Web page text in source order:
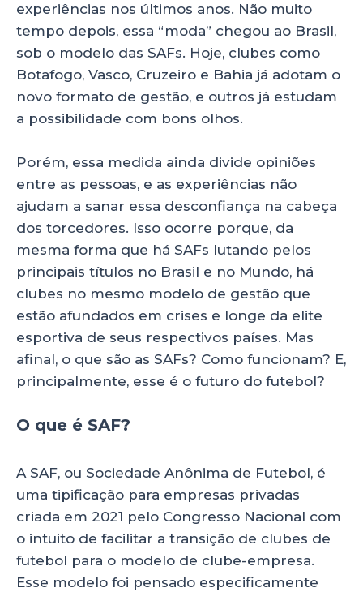
experiências nos últimos anos. Não muito
tempo depois, essa “moda” chegou ao Brasil,
sob o modelo das SAFs. Hoje, clubes como
Botafogo, Vasco, Cruzeiro e Bahia já adotam o
novo formato de gestão, e outros já estudam
a possibilidade com bons olhos.
Porém, essa medida ainda divide opiniões
entre as pessoas, e as experiências não
ajudam a sanar essa desconfiança na cabeça
dos torcedores. Isso ocorre porque, da
mesma forma que há SAFs lutando pelos
principais títulos no Brasil e no Mundo, há
clubes no mesmo modelo de gestão que
estão afundados em crises e longe da elite
esportiva de seus respectivos países. Mas
afinal, o que são as SAFs? Como funcionam? E,
principalmente, esse é o futuro do futebol?
O que é SAF?
A SAF, ou Sociedade Anônima de Futebol, é
uma tipificação para empresas privadas
criada em 2021 pelo Congresso Nacional com
o intuito de facilitar a transição de clubes de
futebol para o modelo de clube-empresa.
Esse modelo foi pensado especificamente